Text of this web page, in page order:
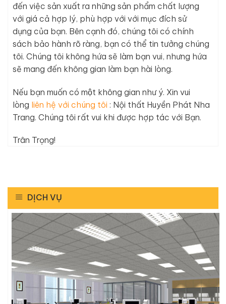
đến việc sản xuất ra những sản phẩm chất lượng
với giá cả hợp lý, phù hợp với với mục đích sử
dụng của bạn. Bên cạnh đó, chúng tôi có chính
sách bảo hành rõ ràng, bạn có thể tin tưởng chúng
tôi. Chúng tôi không hứa sẽ làm bạn vui, nhưng hứa
sẽ mang đến không gian làm bạn hài lòng.
Nếu bạn muốn có một không gian như ý. Xin vui
lòng liên hệ với chúng tôi : Nội thất Huyền Phát Nha
Trang. Chúng tôi rất vui khi được hợp tác với Bạn.
Trân Trọng!
DỊCH VỤ